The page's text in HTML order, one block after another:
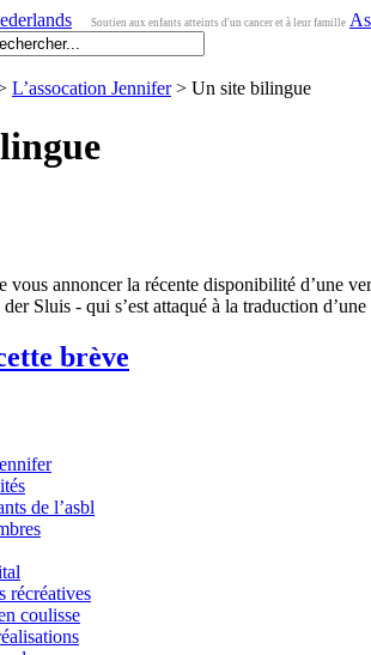
Soutien aux enfants atteints d'un cancer et à leur famille
L’assocation Jennifer> Un site bilingue
vous annoncer la récente disponibilité d’une
der Sluis - qui s’est attaqué à la traduction
brève
de l’asbl
récréatives
coulisse